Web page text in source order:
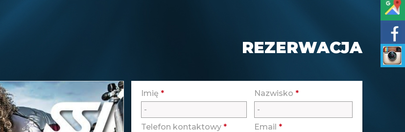
REZERWACJA
Imię * Nazwisko *
Telefon kontaktowy * Email *